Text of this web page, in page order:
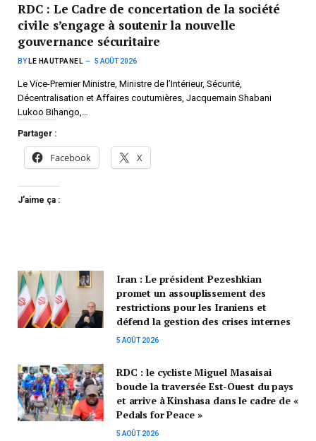
RDC : Le Cadre de concertation de la société
civile s’engage à soutenir la nouvelle
gouvernance sécuritaire
BY LE HAUTPANEL 5 AOÛT 2026
Le Vice-Premier Ministre, Ministre de l’Intérieur, Sécurité,
Décentralisation et Affaires coutumières, Jacquemain Shabani
Lukoo Bihango,…
Partager :
Facebook X
J’aime ça :
Iran : Le président Pezeshkian
promet un assouplissement des
restrictions pour les Iraniens et
défend la gestion des crises internes
5 AOÛT 2026
RDC : le cycliste Miguel Masaisai
boucle la traversée Est-Ouest du pays
et arrive à Kinshasa dans le cadre de «
Pedals for Peace »
5 AOÛT 2026